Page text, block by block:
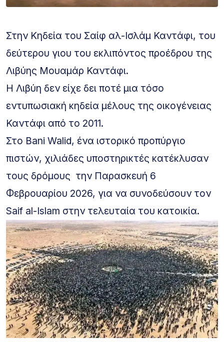
Στην Κηδεία του Σαίφ αλ-Ισλάμ Καντάφι, του
δεύτερου γιου του εκλιπόντος προέδρου της
Λιβύης Μουαμάρ Καντάφι.
Η Λιβύη δεν είχε δει ποτέ μια τόσο
εντυπωσιακή κηδεία μέλους της οικογένειας
Καντάφι από το 2011.
Στο Bani Walid, ένα ιστορικό προπύργιο
πιστών, χιλιάδες υποστηρικτές κατέκλυσαν
τους δρόμους την Παρασκευή 6
Φεβρουαρίου 2026, για να συνοδεύσουν τον
Saif al-Islam στην τελευταία του κατοικία.